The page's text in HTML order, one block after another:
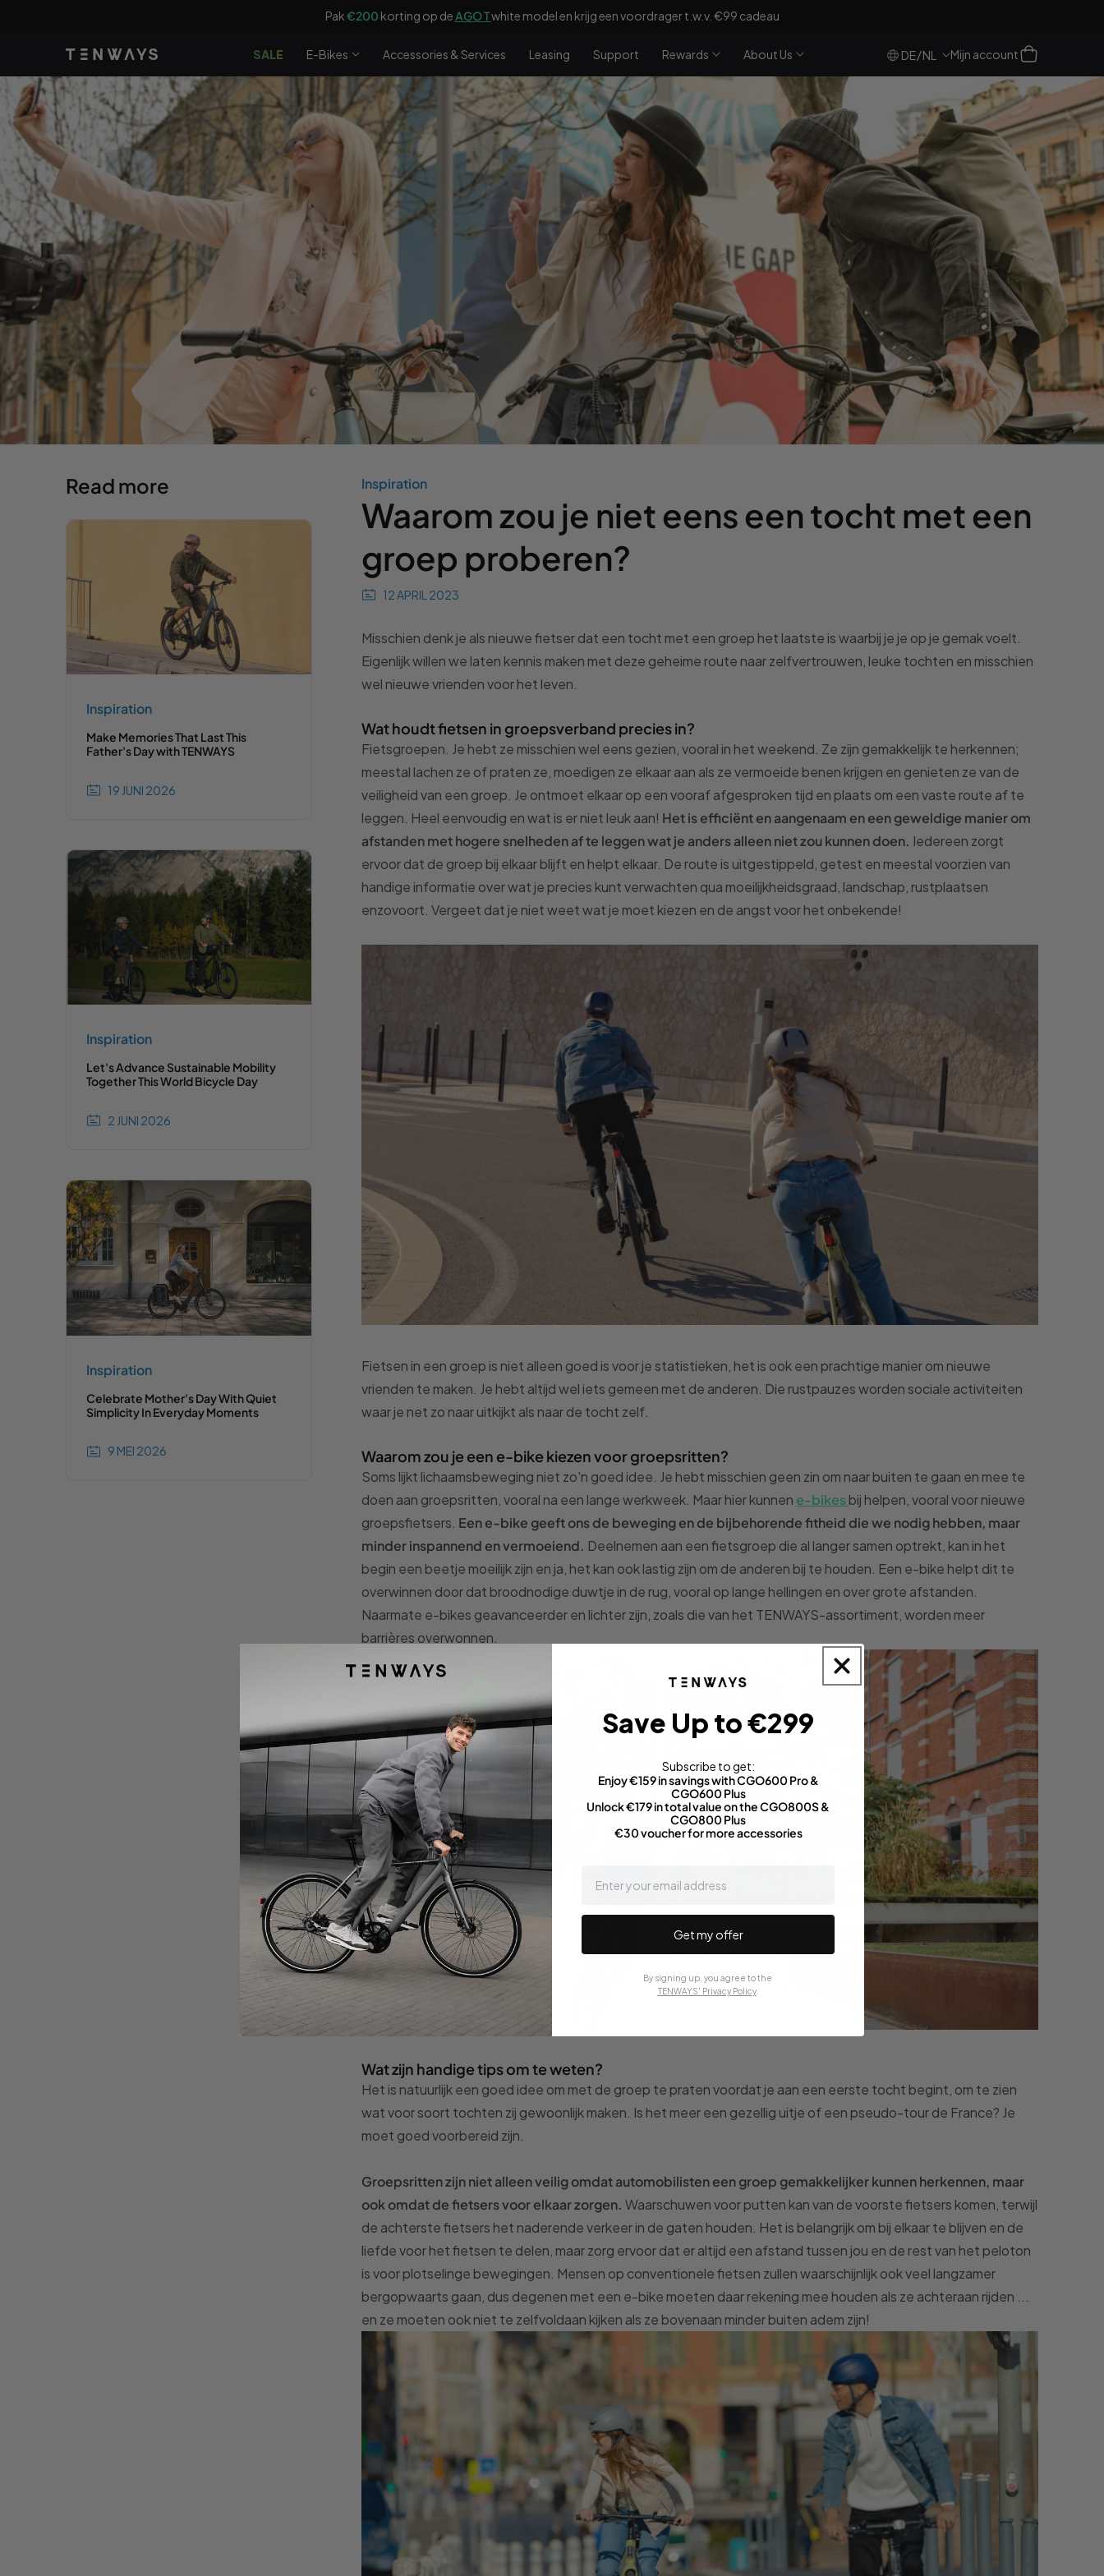
Pak€200 korting op deAGO Twhite model en krijg een voordrager t.w.v. €99 cadeau
SALE E-Bikes Accessories & Services Leasing Support Rewards About Us DE/NL Mijn account
Log
Winkelwagen
Inspiration
Waarom zou je niet eens een tocht met een
groep proberen?
12 APRIL 2023
Misschien denk je als nieuwe fietser dat een tocht met een groep het laatste is waarbij je je op je gemak voelt.
Eigenlijk willen we laten kennis maken met deze geheime route naar zelfvertrouwen, leuke tochten en misschien
wel nieuwe vrienden voor het leven.
Wat houdt fietsen in groepsverband precies in?
Fietsgroepen. Je hebt ze misschien wel eens gezien, vooral in het weekend. Ze zijn gemakkelijk te herkennen;
meestal lachen ze of praten ze, moedigen ze elkaar aan als ze vermoeide benen krijgen en genieten ze van de
veiligheid van een groep. Je ontmoet elkaar op een vooraf afgesproken tijd en plaats om een vaste route af te
leggen. Heel eenvoudig en wat is er niet leuk aan! Het is efficiënt en aangenaam en een geweldige manier om
afstanden met hogere snelheden af te leggen wat je anders alleen niet zou kunnen doen. Iedereen zorgt
ervoor dat de groep bij elkaar blijft en helpt elkaar. De route is uitgestippeld, getest en meestal voorzien van
handige informatie over wat je precies kunt verwachten qua moeilijkheidsgraad, landschap, rustplaatsen
enzovoort. Vergeet dat je niet weet wat je moet kiezen en de angst voor het onbekende!
Fietsen in een groep is niet alleen goed is voor je statistieken, het is ook een prachtige manier om nieuwe
vrienden te maken. Je hebt altijd wel iets gemeen met de anderen. Die rustpauzes worden sociale activiteiten
waar je net zo naar uitkijkt als naar de tocht zelf.
Waarom zou je een e-bike kiezen voor groepsritten?
Soms lijkt lichaamsbeweging niet zo'n goed idee. Je hebt misschien geen zin om naar buiten te gaan en mee te
doen aan groepsritten, vooral na een lange werkweek. Maar hier kunnen e-bikesbij helpen, vooral voor nieuwe
groepsfietsers. Een e-bike geeft ons de beweging en de bijbehorende fitheid die we nodig hebben, maar
minder inspannend en vermoeiend. Deelnemen aan een fietsgroep die al langer samen optrekt, kan in het
begin een beetje moeilijk zijn en ja, het kan ook lastig zijn om de anderen bij te houden. Een e-bike helpt dit te
overwinnen door dat broodnodige duwtje in de rug, vooral op lange hellingen en over grote afstanden.
Naarmate e-bikes geavanceerder en lichter zijn, zoals die van het TENWAYS-assortiment, worden meer
barrières overwonnen.
Wat zijn handige tips om te weten?
Het is natuurlijk een goed idee om met de groep te praten voordat je aan een eerste tocht begint, om te zien
wat voor soort tochten zij gewoonlijk maken. Is het meer een gezellig uitje of een pseudo-tour de France? Je
moet goed voorbereid zijn.
Groepsritten zijn niet alleen veilig omdat automobilisten een groep gemakkelijker kunnen herkennen, maar
ook omdat de fietsers voor elkaar zorgen. Waarschuwen voor putten kan van de voorste fietsers komen, terwijl
de achterste fietsers het naderende verkeer in de gaten houden. Het is belangrijk om bij elkaar te blijven en de
liefde voor het fietsen te delen, maar zorg ervoor dat er altijd een afstand tussen jou en de rest van het peloton
is voor plotselinge bewegingen. Mensen op conventionele fietsen zullen waarschijnlijk ook veel langzamer
bergopwaarts gaan, dus degenen met een e-bike moeten daar rekening mee houden als ze achteraan rijden ...
en ze moeten ook niet te zelfvoldaan kijken als ze bovenaan minder buiten adem zijn!
Read more
Inspiration
Make Memories That Last This
Father's Day with TENWAYS
19 JUNI 2026
Inspiration
Let's Advance Sustainable Mobility
Together This World Bicycle Day
2 JUNI 2026
Inspiration
Celebrate Mother's Day With Quiet
Simplicity In Everyday Moments
9 MEI 2026
Save Up to €299
Subscribe to get:
Enjoy €159 in savings with CGO600 Pro &
CGO600 Plus
Unlock €179 in total value on the CGO800S &
CGO800 Plus
€30 voucher for more accessories
Get my offer
By signing up, you agree to the
TENWAYS' Privacy Policy.